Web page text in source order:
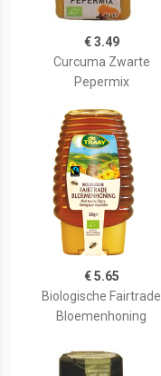
€ 3.49
Curcuma Zwarte
Pepermix
€ 5.65
Biologische Fairtrade
Bloemenhoning